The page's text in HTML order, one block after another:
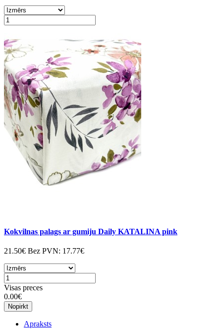
Kokvilnas palags ar gumiju Daily KATALINA pink
21.50€ Bez PVN: 17.77€
Visas preces
0.00€
Nopirkt
Apraksts